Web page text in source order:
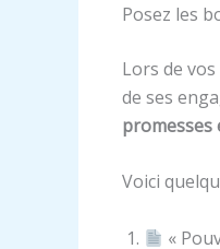
Posez les
Lors de
de ses
promesses
Voici
«